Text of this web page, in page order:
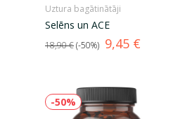
Uztura bagātinātāji
Selēns un ACE
Standarta
cena
18,90 € -50% Cena
9,45 €
-50%